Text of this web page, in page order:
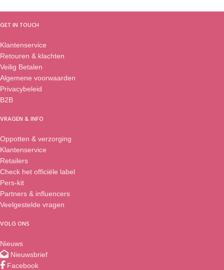
GET IN TOUCH
Klantenservice
Retouren & klachten
Veilig Betalen
Algemene voorwaarden
Privacybeleid
B2B
VRAGEN & INFO
Oppotten & verzorging
Klantenservice
Retailers
Check het officiële label
Pers-kit
Partners & influencers
Veelgestelde vragen
VOLG ONS
Nieuws
Nieuwsbrief
Facebook